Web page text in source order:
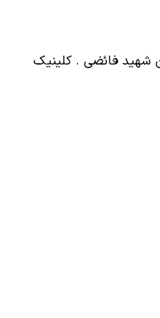
شهید فائضی . کلینیک